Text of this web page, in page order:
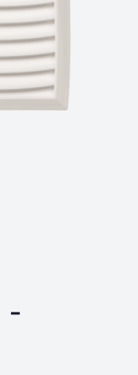
no
-